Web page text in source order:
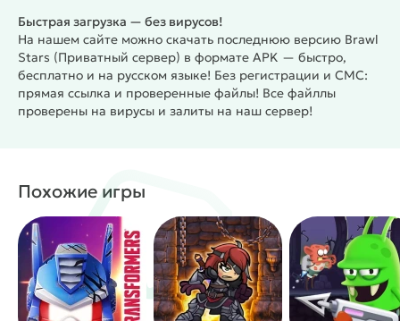
Быстрая загрузка — без вирусов!
На нашем сайте можно скачать последнюю версию Brawl
Stars (Приватный сервер) в формате APK — быстро,
бесплатно и на русском языке! Без регистрации и СМС:
прямая ссылка и проверенные файлы! Все файллы
проверены на вирусы и залиты на наш сервер!
Похожие игры